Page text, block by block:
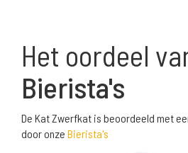
Het oordeel
Bierista's
De Kat Zwerfkat is beoordeeld met
door onze Bierista's